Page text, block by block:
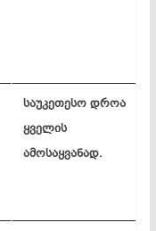
საუკეთესო დროა
ყველის
ამოსაყვანად.